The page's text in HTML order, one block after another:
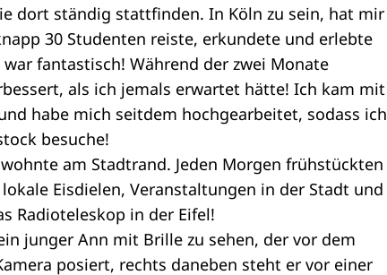
dort ständig stattfinden. In Köln zu sein, hat mir
30 Studenten reiste, erkundete und erlebte
fantastisch! Während der zwei Monate
als ich jemals erwartet hätte! Ich kam mit
habe mich seitdem hochgearbeitet, sodass ich
besuche!
am Stadtrand. Jeden Morgen frühstückten
Eisdielen, Veranstaltungen in der Stadt und
Radioteleskop in der Eifel!